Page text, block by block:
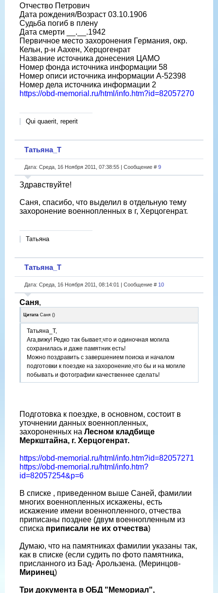
Отчество Петрович
Дата рождения/Возраст 03.10.1906
Судьба погиб в плену
Дата смерти __.__.1942
Первичное место захоронения Германия, окр.
Кельн, р-н Аахен, Херцогенрат
Название источника донесения ЦАМО
Номер фонда источника информации 58
Номер описи источника информации A-52398
Номер дела источника информации 2
https://obd-memorial.ru/html/info.htm?id=82057270
Qui quaerit, reperit
Татьяна_Т
Дата: Среда, 16 Ноября 2011, 07:38:55 | Сообщение # 9
Здравствуйте!
Саня, спасибо, что выделил в отдельную тему
захоронение военнопленных в г, Херцогенрат.
Татьяна
Татьяна_Т
Дата: Среда, 16 Ноября 2011, 08:14:01 | Сообщение # 10
Саня,
Цитата Саня ()
Татьяна_Т,
Ага,вижу! Редко так бывает,что и одиночная могила
сохранилась и даже памятник есть!
Можно поздравить с завершением поиска и началом
подготовки к поездке на захоронение,что бы и на могиле
побывать и фотографии качественнее сделать!
Подготовка к поездке, в основном, состоит в
уточнении данных военнопленных,
захороненных на Лесном кладбище
Меркштайна, г. Херцогенрат.
https://obd-memorial.ru/html/info.htm?id=82057271
https://obd-memorial.ru/html/info.htm?
id=82057254&p=6
В списке , приведенном выше Саней, фамилии
многих военнопленных искажены, есть
искажение имени военнопленного, отчества
приписаны позднее (двум военнопленным из
списка приписали не их отчества)
Думаю, что на памятниках фамилии указаны так,
как в списке (если судить по фото памятника,
присланного из Бад- Арользена. (Меринцов-
Миринец)
Три документа в ОБД "Мемориал",